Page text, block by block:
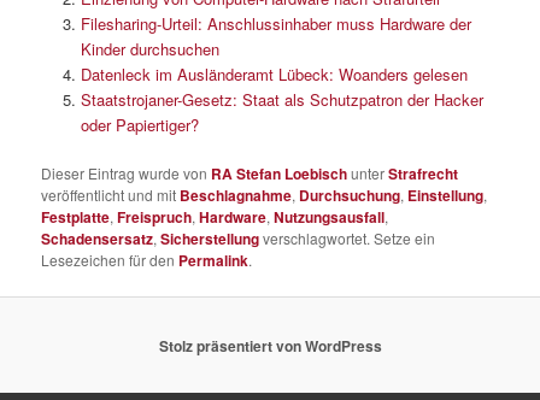
Filesharing-Urteil: Anschlussinhaber muss Hardware der
Kinder durchsuchen
Datenleck im Ausländeramt Lübeck: Woanders gelesen
Staatstrojaner-Gesetz: Staat als Schutzpatron der Hacker
oder Papiertiger?
Dieser Eintrag wurde von RA Stefan LoebischunterStrafrecht
veröffentlicht und mit Beschlagnahme, Durchsuchung, Einstellung,
Festplatte,Freispruch,Hardware,Nutzungsausfall,
Schadensersatz,Sicherstellungverschlagwortet. Setze ein
Lesezeichen für den Permalink.
Stolz präsentiert von WordPress